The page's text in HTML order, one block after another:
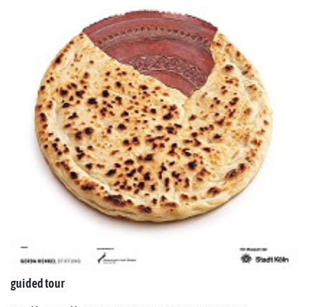
guided tour